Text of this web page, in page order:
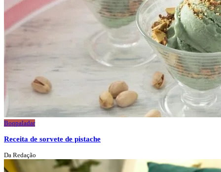
Boqpaladar
Receita de sorvete de pistache
Da Redação